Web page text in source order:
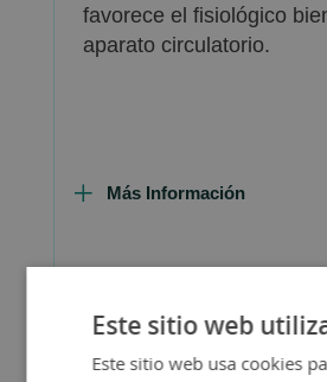
favorece el fisiológico
aparato circulatorio.
Más Información
FAQ - Preguntas y
Este sitio web
Este sitio web usa cookies